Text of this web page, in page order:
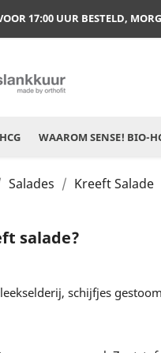
17:00 UUR BESTELD,
WAAROM SENSE! BIO-
Salades Kreeft Salade
salade?
schijfjes